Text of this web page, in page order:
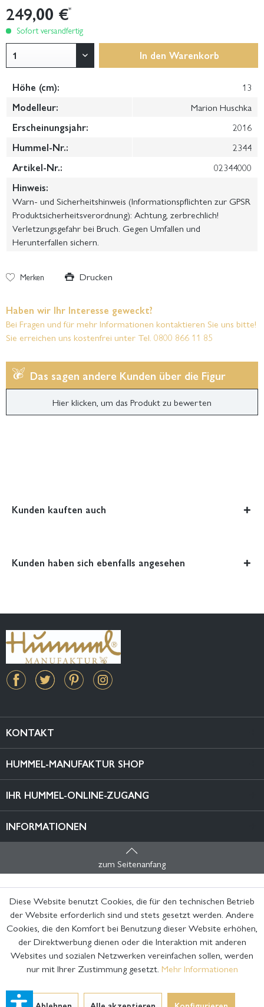
249,00 €*
Sofort versandfertig
In den Warenkorb
Höhe (cm):
13
Modelleur:
Marion Huschka
Erscheinungsjahr:
2016
Hummel-Nr.:
2344
Artikel-Nr.:
02344000
Hinweis:
Warn- und Sicherheitshinweis (Informationspflichten zur GPSR
Produktsicherheitsverordnung): Achtung, zerbrechlich!
Verletzungsgefahr bei Bruch. Gegen Umfallen und
Herunterfallen sichern.
Merken Drucken
Haben wir Ihr Interesse geweckt?
Bei Fragen und für mehr Informationen kontaktieren Sie uns bitte!
Sie erreichen uns kostenfrei unter Tel. 0800 866 11 85
Das sagen andere Kunden über die Figur
Hier klicken, um das Produkt zu bewerten
Kunden kauften auch
Kunden haben sich ebenfalls angesehen
KONTAKT
HUMMEL-MANUFAKTUR SHOP
IHR HUMMEL-ONLINE-ZUGANG
INFORMATIONEN
zum Seitenanfang
Diese Website benutzt Cookies, die für den technischen Betrieb
der Website erforderlich sind und stets gesetzt werden. Andere
Cookies, die den Komfort bei Benutzung dieser Website erhöhen,
der Direktwerbung dienen oder die Interaktion mit anderen
Websites und sozialen Netzwerken vereinfachen sollen, werden
nur mit Ihrer Zustimmung gesetzt. Mehr Informationen